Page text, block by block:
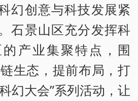
幻创意与科技发展紧
石景山区充分发挥科
产业集聚特点，围
生态，提前布局，打
幻大会”系列活动，让